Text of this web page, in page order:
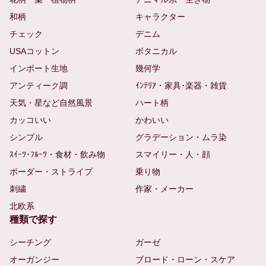
和柄
キャラクター
チェック
デニム
USAコットン
ボタニカル
インポート生地
幾何学
アンティーク調
ｲﾝﾃﾘｱ・家具･楽器・雑貨
天気・星など自然風景
ハート柄
カッコいい
かわいい
シンプル
グラデーション・ムラ染
ｽｲｰﾂ･ﾌﾙｰﾂ・食材・飲み物
スマイリー・人・顔
ボーダー・ストライプ
乗り物
刺繍
作家・メーカー
北欧系
種類で探す
シーチング
ガーゼ
オーガンジー
ブロード・ローン・スケア